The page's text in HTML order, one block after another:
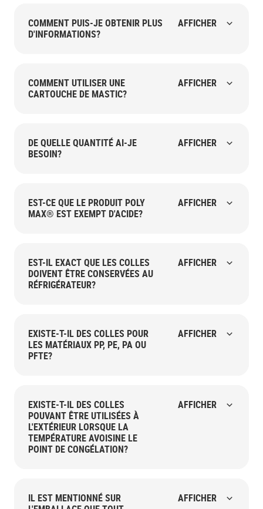
COMMENT PUIS-JE OBTENIR PLUS
D'INFORMATIONS?
AFFICHER
COMMENT UTILISER UNE
CARTOUCHE DE MASTIC?
AFFICHER
DE QUELLE QUANTITÉ AI-JE
BESOIN?
AFFICHER
EST-CE QUE LE PRODUIT POLY
MAX® EST EXEMPT D'ACIDE?
AFFICHER
EST-IL EXACT QUE LES COLLES
DOIVENT ÊTRE CONSERVÉES AU
RÉFRIGÉRATEUR?
AFFICHER
EXISTE-T-IL DES COLLES POUR
LES MATÉRIAUX PP, PE, PA OU
PFTE?
AFFICHER
EXISTE-T-IL DES COLLES
POUVANT ÊTRE UTILISÉES À
L'EXTÉRIEUR LORSQUE LA
TEMPÉRATURE AVOISINE LE
POINT DE CONGÉLATION?
AFFICHER
IL EST MENTIONNÉ SUR
AFFICHER